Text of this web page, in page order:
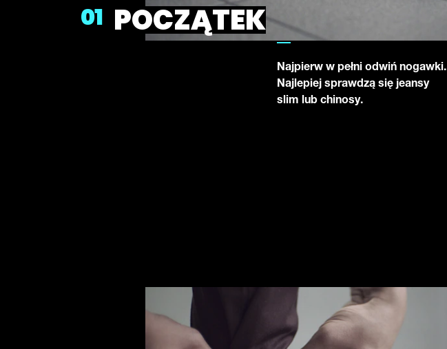
POCZĄTEK
01
Najpierw w pełni odwiń nogawki.
Najlepiej sprawdzą się jeansy
slim lub chinosy.